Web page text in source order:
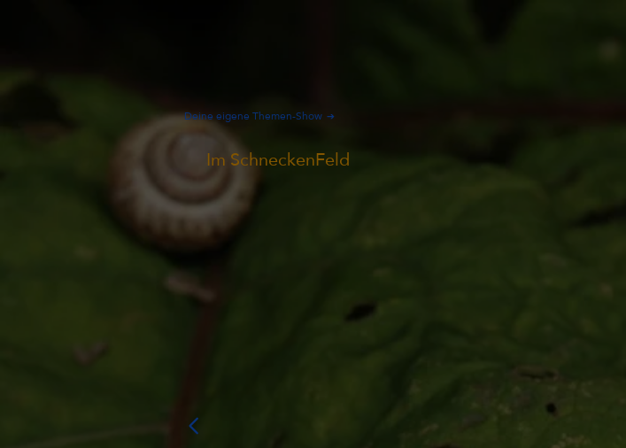
Deine eigene Themen-Show
Im SchneckenFeld